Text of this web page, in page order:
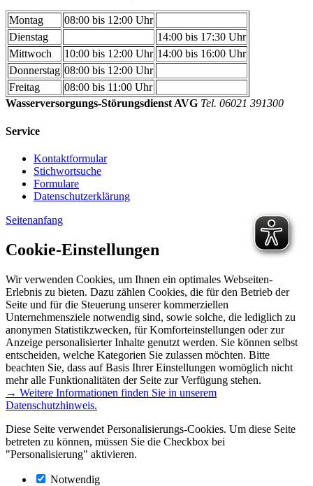
Montag
08:00 bis 12:00 Uhr
Dienstag
14:00 bis 17:30 Uhr
Mittwoch
10:00 bis 12:00 Uhr 14:00 bis 16:00 Uhr
Donnerstag 08:00 bis 12:00 Uhr
Freitag
08:00 bis 11:00 Uhr
Wasserversorgungs-Störungsdienst AVG Tel. 06021 391300
Service
Kontaktformular
Stichwortsuche
Formulare
Datenschutzerklärung
Seitenanfang
Cookie-Einstellungen
Wir verwenden Cookies, um Ihnen ein optimales Webseiten-
Erlebnis zu bieten. Dazu zählen Cookies, die für den Betrieb der
Seite und für die Steuerung unserer kommerziellen
Unternehmensziele notwendig sind, sowie solche, die lediglich zu
anonymen Statistikzwecken, für Komforteinstellungen oder zur
Anzeige personalisierter Inhalte genutzt werden. Sie können selbst
entscheiden, welche Kategorien Sie zulassen möchten. Bitte
beachten Sie, dass auf Basis Ihrer Einstellungen womöglich nicht
mehr alle Funktionalitäten der Seite zur Verfügung stehen.
→ Weitere Informationen finden Sie in unserem
Datenschutzhinweis.
Diese Seite verwendet Personalisierungs-Cookies. Um diese Seite
betreten zu können, müssen Sie die Checkbox bei
"Personalisierung" aktivieren.
Notwendig